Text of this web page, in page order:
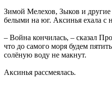
Зимой Мелехов, Зыков и другие
белыми на юг. Аксинья ехала с
– Война кончилась, – сказал
что до самого моря будем
солёную воду не макнут.
Аксинья рассмеялась.